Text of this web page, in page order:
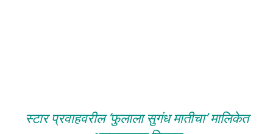
स्टार प्रवाहवरील ‘फुलाला सुगंध मातीचा’ मालिकेत